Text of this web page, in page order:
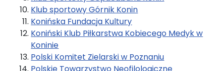
Klub sportowy Górnik Konin
Konińska Fundacja Kultury
Koniński Klub Piłkarstwa Kobiecego Medyk w
Koninie
Polski Komitet Zielarski w Poznaniu